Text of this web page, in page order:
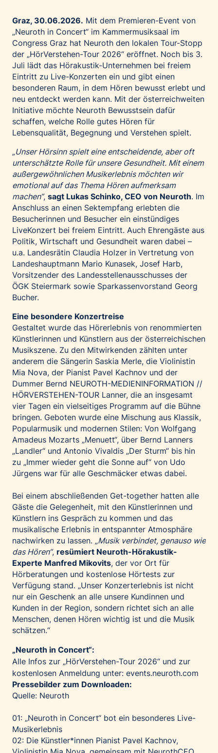
Microsoft
Mondelēz Österreich
Muse Electronics
Neuroth
öbv – Österreichischer Bundesverlag
Ökopharm
Palfinger AG
Polestar
REXEL Austria
Starbucks
Superbrands Austria
Tante Fanny
Vollpension
win2day
Wolt
woom bikes
Kontakt
Graz, 30.06.2026. Mit dem Premieren-Event von
„Neuroth in Concert“ im Kammermusiksaal im
Congress Graz hat Neuroth den lokalen Tour-Stopp
der „HörVerstehen-Tour 2026“ eröffnet. Noch bis 3.
Juli lädt das Hörakustik-Unternehmen bei freiem
Eintritt zu Live-Konzerten ein und gibt einen
besonderen Raum, in dem Hören bewusst erlebt und
neu entdeckt werden kann. Mit der österreichweiten
Initiative möchte Neuroth Bewusstsein dafür
schaffen, welche Rolle gutes Hören für
Lebensqualität, Begegnung und Verstehen spielt.
„Unser Hörsinn spielt eine entscheidende, aber oft
unterschätzte Rolle für unsere Gesundheit. Mit einem
außergewöhnlichen Musikerlebnis möchten wir
emotional auf das Thema Hören aufmerksam
machen“, sagt Lukas Schinko, CEO von Neuroth. Im
Anschluss an einen Sektempfang erlebten die
Besucherinnen und Besucher ein einstündiges
LiveKonzert bei freiem Eintritt. Auch Ehrengäste aus
Politik, Wirtschaft und Gesundheit waren dabei –
u.a. Landesrätin Claudia Holzer in Vertretung von
Landeshauptmann Mario Kunasek, Josef Harb,
Vorsitzender des Landesstellenausschusses der
ÖGK Steiermark sowie Sparkassenvorstand Georg
Bucher.
Eine besondere Konzertreise
Gestaltet wurde das Hörerlebnis von renommierten
Künstlerinnen und Künstlern aus der österreichischen
Musikszene. Zu den Mitwirkenden zählten unter
anderem die Sängerin Saskia Merle, die Violinistin
Mia Nova, der Pianist Pavel Kachnov und der
Dummer Bernd NEUROTH-MEDIENINFORMATION //
HÖRVERSTEHEN-TOUR Lanner, die an insgesamt
vier Tagen ein vielseitiges Programm auf die Bühne
bringen. Geboten wurde eine Mischung aus Klassik,
Popularmusik und modernen Stilen: Von Wolfgang
Amadeus Mozarts „Menuett“, über Bernd Lanners
„Landler“ und Antonio Vivaldis „Der Sturm“ bis hin
zu „Immer wieder geht die Sonne auf“ von Udo
Jürgens war für alle Geschmäcker etwas dabei.
Bei einem abschließenden Get-together hatten alle
Gäste die Gelegenheit, mit den Künstlerinnen und
Künstlern ins Gespräch zu kommen und das
musikalische Erlebnis in entspannter Atmosphäre
nachwirken zu lassen. „Musik verbindet, genauso wie
das Hören“, resümiert Neuroth-Hörakustik-
Experte Manfred Mikovits, der vor Ort für
Hörberatungen und kostenlose Hörtests zur
Verfügung stand. „Unser Konzerterlebnis ist nicht
nur ein Geschenk an alle unsere Kundinnen und
Kunden in der Region, sondern richtet sich an alle
Menschen, denen Hören wichtig ist und die Musik
schätzen.“
„Neuroth in Concert“:
Alle Infos zur „HörVerstehen-Tour 2026“ und zur
kostenlosen Anmeldung unter: events.neuroth.com
Pressebilder zum Downloaden:
Quelle: Neuroth
01: „Neuroth in Concert“ bot ein besonderes Live-
Musikerlebnis
02: Die Künstler*innen Pianist Pavel Kachnov,